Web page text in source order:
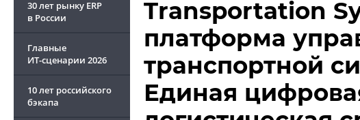
30 лет рынку ERP
в России
Главные
ИТ-сценарии 2026
10 лет российского
бэкапа
Transportation
платформа
транспортной
Единая